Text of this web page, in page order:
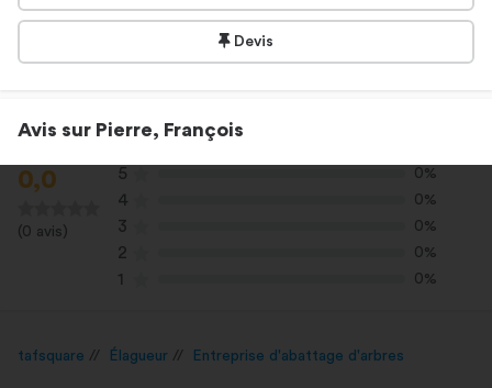
Devis
Avis sur Pierre, François
0,0
(0 avis)
5 0%
4 0%
3 0%
2 0%
1 0%
tafsquare Élagueur Entreprise d'abattage d'arbres